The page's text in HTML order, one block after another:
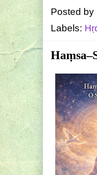
Posted by
Labels: